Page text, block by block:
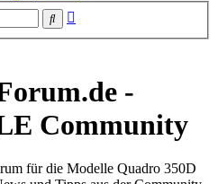
Suche
-
Community
für die Modelle Quadro 350D